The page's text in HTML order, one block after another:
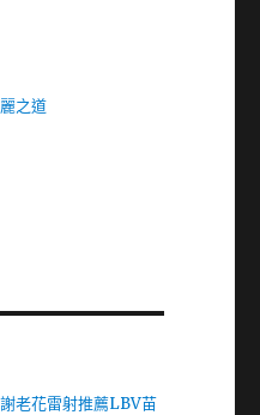
之道
老花雷射推薦LBV苗